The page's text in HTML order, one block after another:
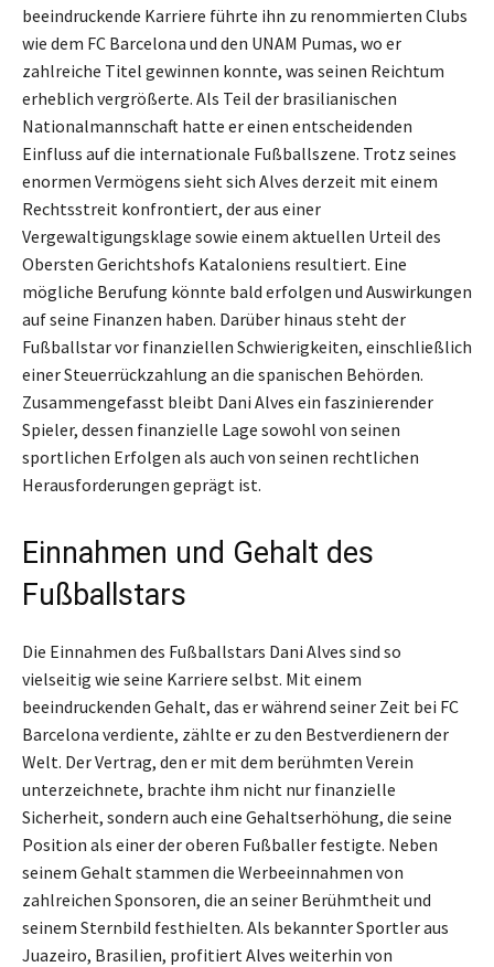
beeindruckende Karriere führte ihn zu renommierten Clubs
wie dem FC Barcelona und den UNAM Pumas, wo er
zahlreiche Titel gewinnen konnte, was seinen Reichtum
erheblich vergrößerte. Als Teil der brasilianischen
Nationalmannschaft hatte er einen entscheidenden
Einfluss auf die internationale Fußballszene. Trotz seines
enormen Vermögens sieht sich Alves derzeit mit einem
Rechtsstreit konfrontiert, der aus einer
Vergewaltigungsklage sowie einem aktuellen Urteil des
Obersten Gerichtshofs Kataloniens resultiert. Eine
mögliche Berufung könnte bald erfolgen und Auswirkungen
auf seine Finanzen haben. Darüber hinaus steht der
Fußballstar vor finanziellen Schwierigkeiten, einschließlich
einer Steuerrückzahlung an die spanischen Behörden.
Zusammengefasst bleibt Dani Alves ein faszinierender
Spieler, dessen finanzielle Lage sowohl von seinen
sportlichen Erfolgen als auch von seinen rechtlichen
Herausforderungen geprägt ist.
Einnahmen und Gehalt des
Fußballstars
Die Einnahmen des Fußballstars Dani Alves sind so
vielseitig wie seine Karriere selbst. Mit einem
beeindruckenden Gehalt, das er während seiner Zeit bei FC
Barcelona verdiente, zählte er zu den Bestverdienern der
Welt. Der Vertrag, den er mit dem berühmten Verein
unterzeichnete, brachte ihm nicht nur finanzielle
Sicherheit, sondern auch eine Gehaltserhöhung, die seine
Position als einer der oberen Fußballer festigte. Neben
seinem Gehalt stammen die Werbeeinnahmen von
zahlreichen Sponsoren, die an seiner Berühmtheit und
seinem Sternbild festhielten. Als bekannter Sportler aus
Juazeiro, Brasilien, profitiert Alves weiterhin von